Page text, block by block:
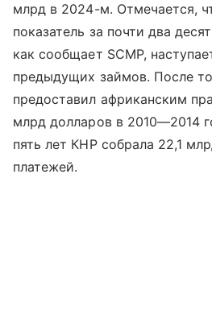
млрд в 2024-м. Отмечается,
показатель за почти два
как сообщает SCMP,
предыдущих займов. После
предоставил африканским
млрд долларов в 2010—2014
пять лет КНР собрала 22,1
платежей.